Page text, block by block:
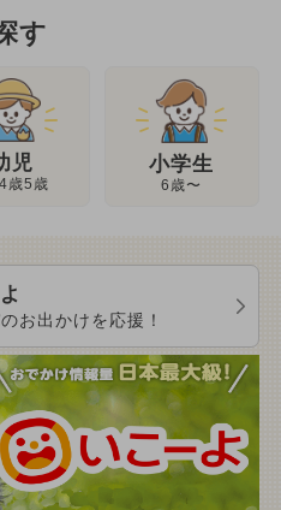
す
児
歳5歳
小学生
6歳〜
お出かけを応援！